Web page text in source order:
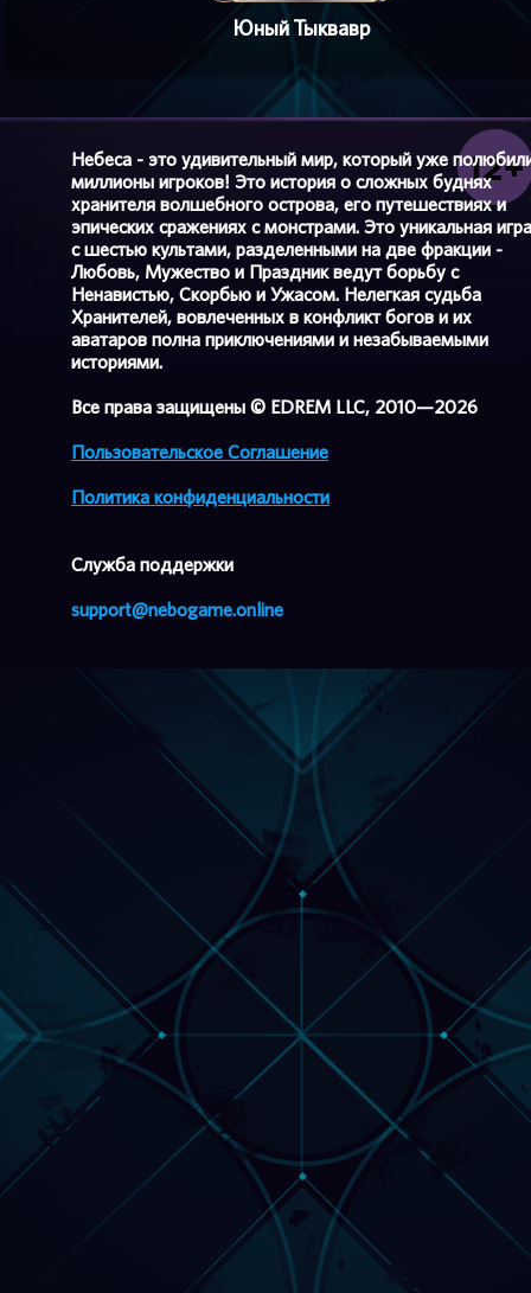
Юный Тыквавр
Небеса - это удивительный мир, который уже
миллионы игроков! Это история о сложных буднях
хранителя волшебного острова, его путешествиях и
эпических сражениях с монстрами. Это уникальная игра
с шестью культами, разделенными на две фракции -
Любовь, Мужество и Праздник ведут борьбу с
Ненавистью, Скорбью и Ужасом. Нелегкая судьба
Хранителей, вовлеченных в конфликт богов и их
аватаров полна приключениями и незабываемыми
историями.
Все права защищены © EDREM LLC, 2010—2026
Пользовательское Соглашение
Политика конфиденциальности
Cлужба поддержки
support@nebogame.online